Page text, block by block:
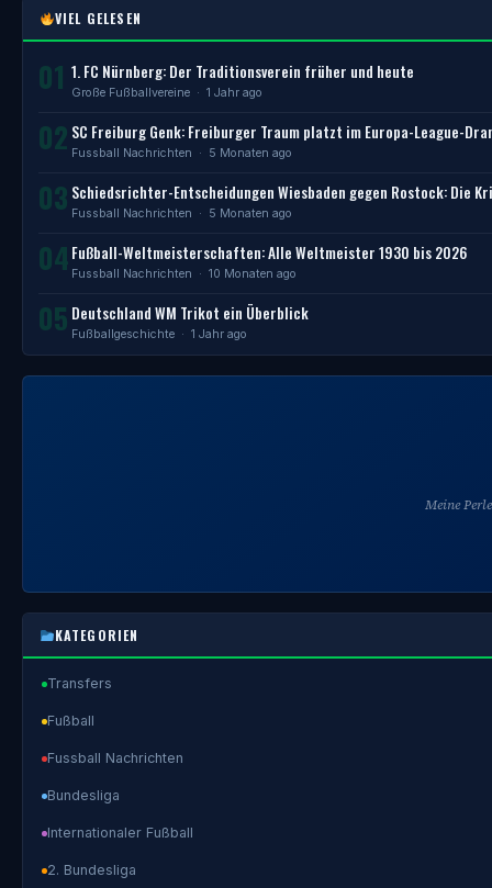
VIEL GELESEN
01 1. FC Nürnberg: Der Traditionsverein früher und heute
Große Fußballvereine · 1 Jahr ago
02 SC Freiburg Genk: Freiburger Traum platzt im Europa-League-
Fussball Nachrichten · 5 Monaten ago
03 Schiedsrichter-Entscheidungen Wiesbaden gegen Rostock: Die
Fussball Nachrichten · 5 Monaten ago
04 Fußball-Weltmeisterschaften: Alle Weltmeister 1930 bis 2026
Fussball Nachrichten · 10 Monaten ago
05 Deutschland WM Trikot ein Überblick
Fußballgeschichte · 1 Jahr ago
Meine
KATEGORIEN
Transfers
Fußball
Fussball Nachrichten
Bundesliga
Internationaler Fußball
2. Bundesliga